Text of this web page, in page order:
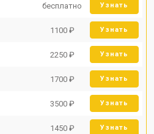
бесплатно Узнать
1100 ₽ Узнать
2250 ₽ Узнать
1700 ₽ Узнать
3500 ₽ Узнать
1450 ₽ Узнать